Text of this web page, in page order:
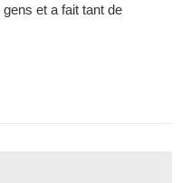
et a fait tant de